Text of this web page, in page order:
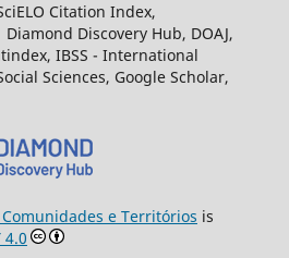
Citation Index,
Discovery Hub, DOAJ,
IBSS - International
Sciences, Google Scholar,
Comunidades e Territórios is
4.0